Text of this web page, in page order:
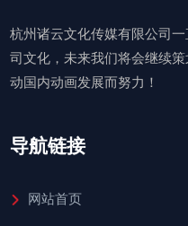
杭州诸云文化传媒有限公司
司文化，未来我们将会继续
动国内动画发展而努力！
导航链接
网站首页